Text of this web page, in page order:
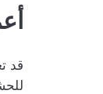
قد